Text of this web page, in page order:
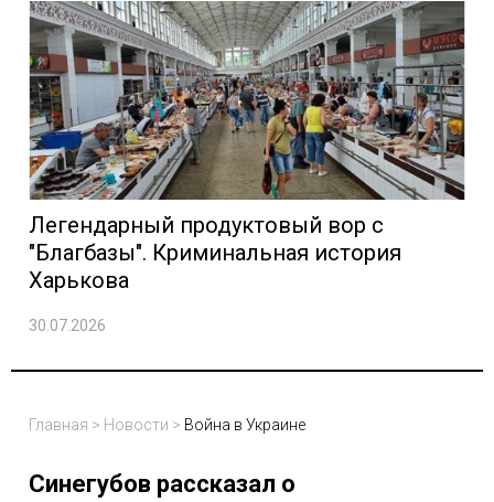
Легендарный продуктовый вор с
"Благбазы". Криминальная история
Харькова
30.07.2026
Главная > Новости > Война в Украине
Синегубов рассказал о